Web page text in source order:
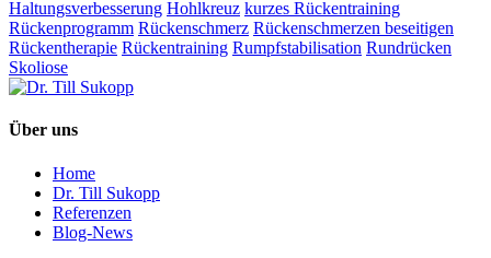
Haltungsverbesserung Hohlkreuz kurzes Rückentraining
Rückenprogramm Rückenschmerz Rückenschmerzen beseitigen
Rückentherapie Rückentraining Rumpfstabilisation Rundrücken
Skoliose
Über uns
Home
Dr. Till Sukopp
Referenzen
Blog-News